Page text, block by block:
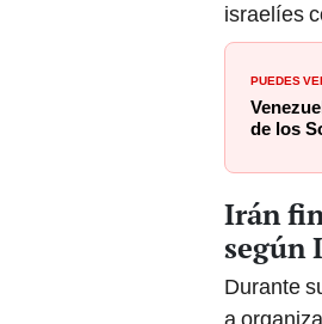
israelíes
PUEDES
de los
Irán
según
Durante
a